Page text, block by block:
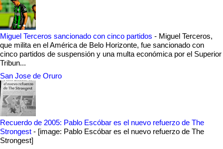
Miguel Terceros sancionado con cinco partidos - Miguel Terceros,
que milita en el América de Belo Horizonte, fue sancionado con
cinco partidos de suspensión y una multa económica por el Superior
Tribun...
San Jose de Oruro
Recuerdo de 2005: Pablo Escóbar es el nuevo refuerzo de The
Strongest - [image: Pablo Escóbar es el nuevo refuerzo de The
Strongest]